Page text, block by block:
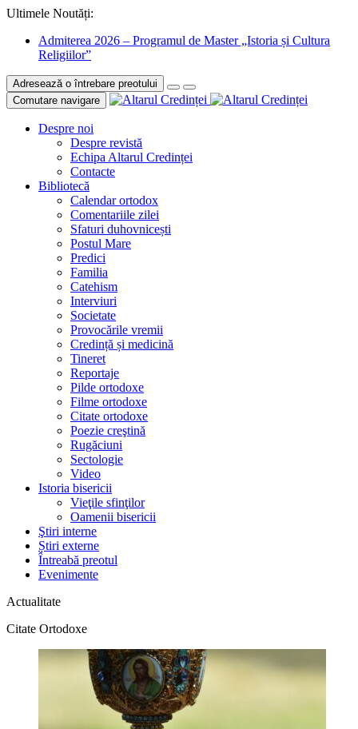
Ultimele Noutăți:
Admiterea 2026 – Programul de Master „Istoria și Cultura
Religiilor”
Adresează o întrebare preotului
Comutare navigare
Despre noi
Despre revistă
Echipa Altarul Credinței
Contacte
Bibliotecă
Calendar ortodox
Comentariile zilei
Sfaturi duhovnicești
Postul Mare
Predici
Familia
Catehism
Interviuri
Societate
Provocările vremii
Credință și medicină
Tineret
Reportaje
Pilde ortodoxe
Filme ortodoxe
Citate ortodoxe
Poezie creştină
Rugăciuni
Sectologie
Video
Istoria bisericii
Vieţile sfinţilor
Oamenii bisericii
Ştiri interne
Știri externe
Întreabă preotul
Evenimente
Actualitate
Citate Ortodoxe